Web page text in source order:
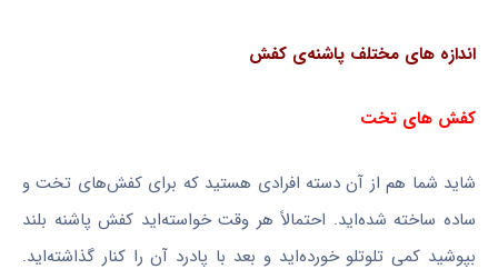
اندازه های مختلف پاشنه‌ی کفش
کفش های تخت
شاید شما هم از آن دسته افرادی هستید که برای کفش‌های تخت و
ساده ساخته شده‌اید. احتمالاً هر وقت خواسته‌اید کفش پاشنه بلند
بپوشید کمی تلوتلو خورده‌اید و بعد با پادرد آن را کنار گذاشته‌اید.